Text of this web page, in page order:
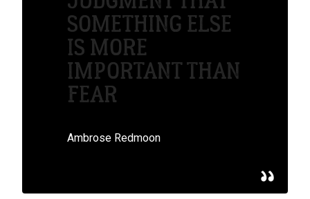
SOMETHING ELSE
IS MORE
IMPORTANT THAN
FEAR
Ambrose Redmoon